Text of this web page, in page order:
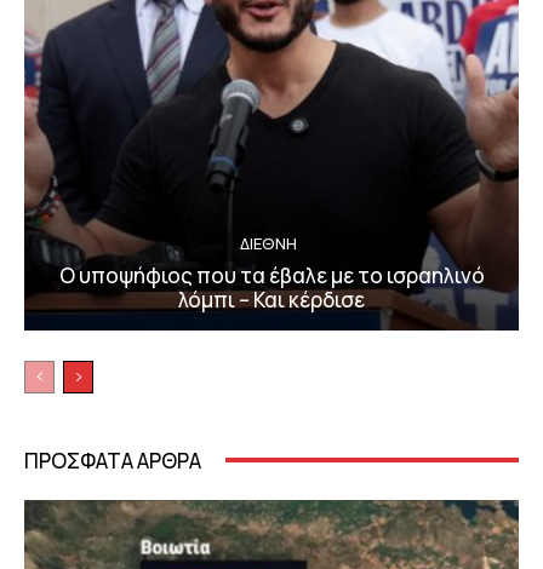
ΔΙΕΘΝΗ
Ο υποψήφιος που τα έβαλε με το ισραηλινό
λόμπι – Και κέρδισε
ΠΡΟΣΦΑΤΑ ΑΡΘΡΑ